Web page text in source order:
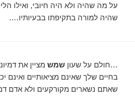
על מה שהיה ולא היה חיובי, ואילו
שהיה למורה בתקיפתו בבעיותיו….
…חולם על שעוןשמש מציין את
בחיים שלך שאינם מציאותיים ואינם
שאתם נשארים מקורקעים ולא אדם